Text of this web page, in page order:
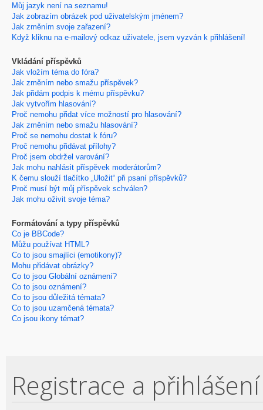
Můj jazyk není na seznamu!
Jak zobrazím obrázek pod uživatelským jménem?
Jak změním svoje zařazení?
Když kliknu na e-mailový odkaz uživatele, jsem vyzván k přihlášení!
Vkládání příspěvků
Jak vložím téma do fóra?
Jak změním nebo smažu příspěvek?
Jak přidám podpis k mému příspěvku?
Jak vytvořím hlasování?
Proč nemohu přidat více možností pro hlasování?
Jak změním nebo smažu hlasování?
Proč se nemohu dostat k fóru?
Proč nemohu přidávat přílohy?
Proč jsem obdržel varování?
Jak mohu nahlásit příspěvek moderátorům?
K čemu slouží tlačítko „Uložit“ při psaní příspěvků?
Proč musí být můj příspěvek schválen?
Jak mohu oživit svoje téma?
Formátování a typy příspěvků
Co je BBCode?
Můžu používat HTML?
Co to jsou smajlíci (emotikony)?
Mohu přidávat obrázky?
Co to jsou Globální oznámení?
Co to jsou oznámení?
Co to jsou důležitá témata?
Co to jsou uzamčená témata?
Co jsou ikony témat?
Registrace a přihlášení